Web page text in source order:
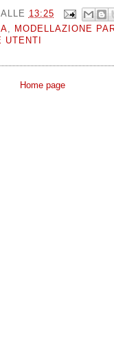
ALLE 13:25
,
MODELLAZIONE
UTENTI
Home page